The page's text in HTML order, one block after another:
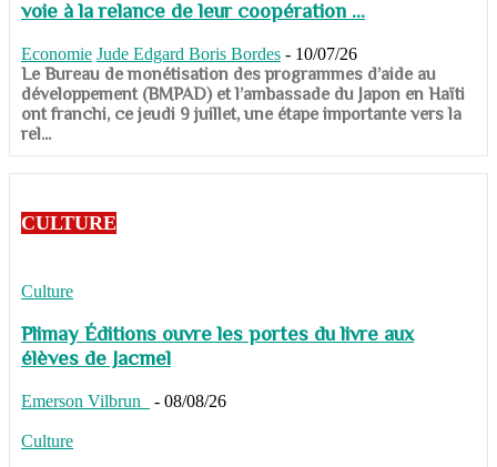
voie à la relance de leur coopération ...
Economie Jude Edgard Boris Bordes - 10/07/26
​​​​​​​Le Bureau de monétisation des programmes d’aide au
développement (BMPAD) et l’ambassade du Japon en Haïti
ont franchi, ce jeudi 9 juillet, une étape importante vers la
rel...
CULTURE
Culture
Plimay Éditions ouvre les portes du livre aux
élèves de Jacmel
Emerson Vilbrun - 08/08/26
Culture